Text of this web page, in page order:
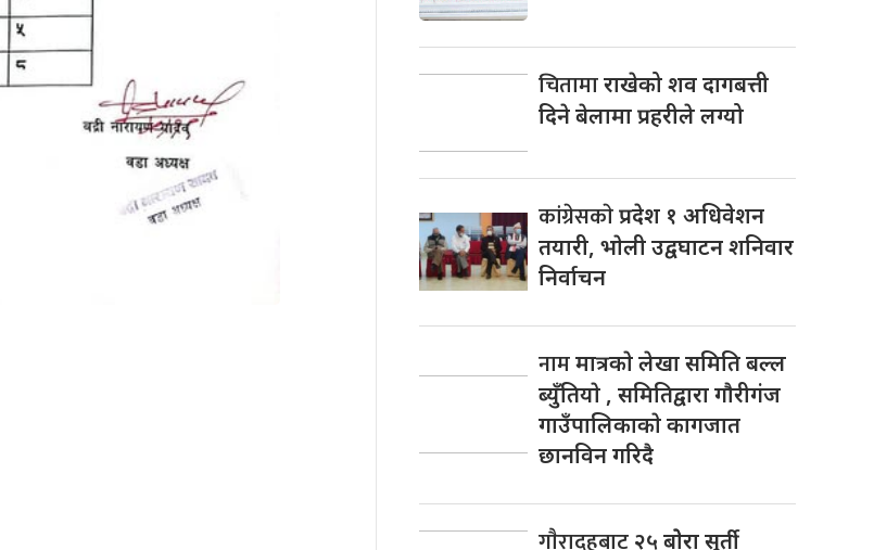
चितामाराखेको शव दागबत्ती
दिने बेलामा प्रहरीले लग्यो
कांग्रेसकाेप्रदेश १ अधिवेशन
तयारी, भाेली उद्वघाटन शनिवार
निर्वाचन
नाममात्रकाे लेखा समिति बल्ल
ब्युँतियाे , समितिद्वारा गाैरीगंज
गाउँपालिकाकाे कागजात
छानविन गरिदै
गाैरादहबाट २५ बाेेरा सुर्ती